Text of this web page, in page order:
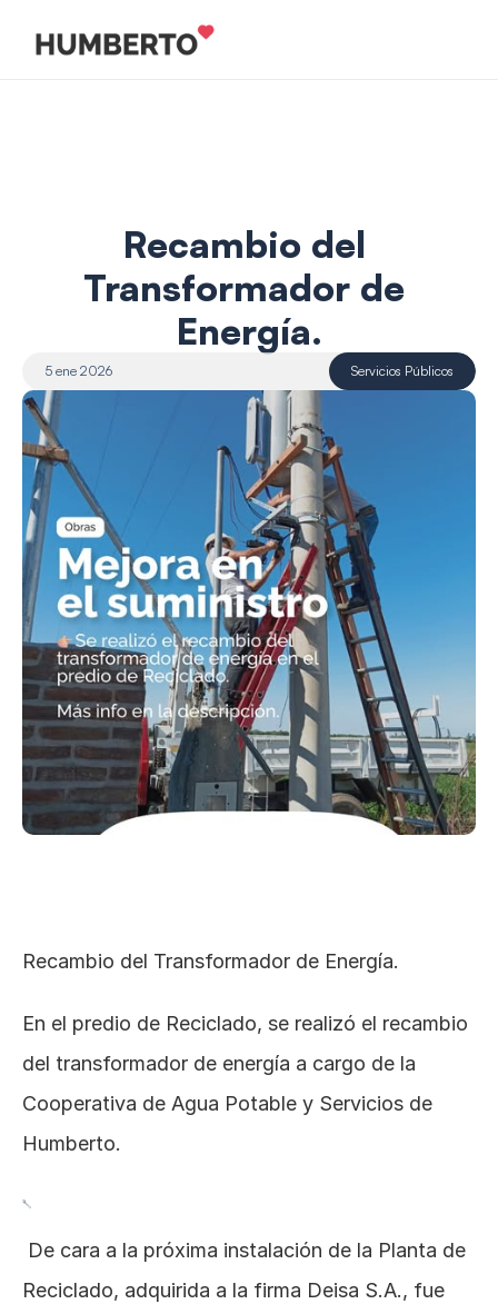
Recambio del
Transformador de
Energía.
5 ene 2026 Servicios Públicos
Recambio del Transformador de Energía.
En el predio de Reciclado, se realizó el recambio
del transformador de energía a cargo de la
Cooperativa de Agua Potable y Servicios de
Humberto.
Reciclado, adquirida a la firma Deisa S.A., fue